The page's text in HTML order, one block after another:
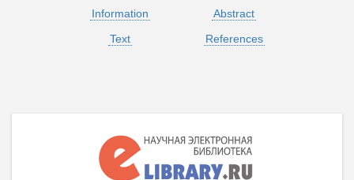
Information
Abstract
Text
References